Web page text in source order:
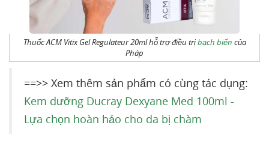
Thuốc ACM Vitix Gel Regulateur 20ml hỗ trợ điều trịbạch biến của
Pháp
==>> Xem thêm sản phẩm có cùng tác dụng:
Kem dưỡng Ducray Dexyane Med 100ml -
Lựa chọn hoàn hảo cho da bị chàm